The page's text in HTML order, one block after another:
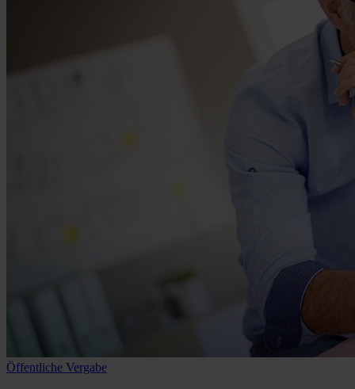
Öffentliche Vergabe